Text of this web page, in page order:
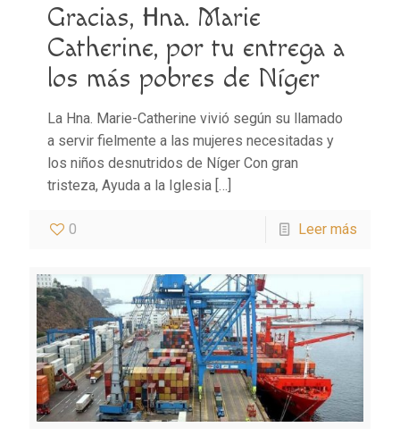
Gracias, Hna. Marie
Catherine, por tu entrega a
los más pobres de Níger
La Hna. Marie-Catherine vivió según su llamado
a servir fielmente a las mujeres necesitadas y
los niños desnutridos de Níger Con gran
tristeza, Ayuda a la Iglesia […]
0 Leer más